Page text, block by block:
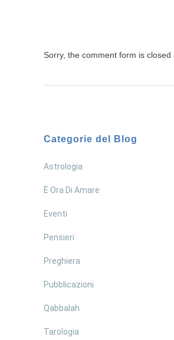
Sorry, the comment form is closed
Categorie del Blog
Astrologia
È Ora Di Amare
Eventi
Pensieri
Preghiera
Pubblicazioni
Qabbalah
Tarologia